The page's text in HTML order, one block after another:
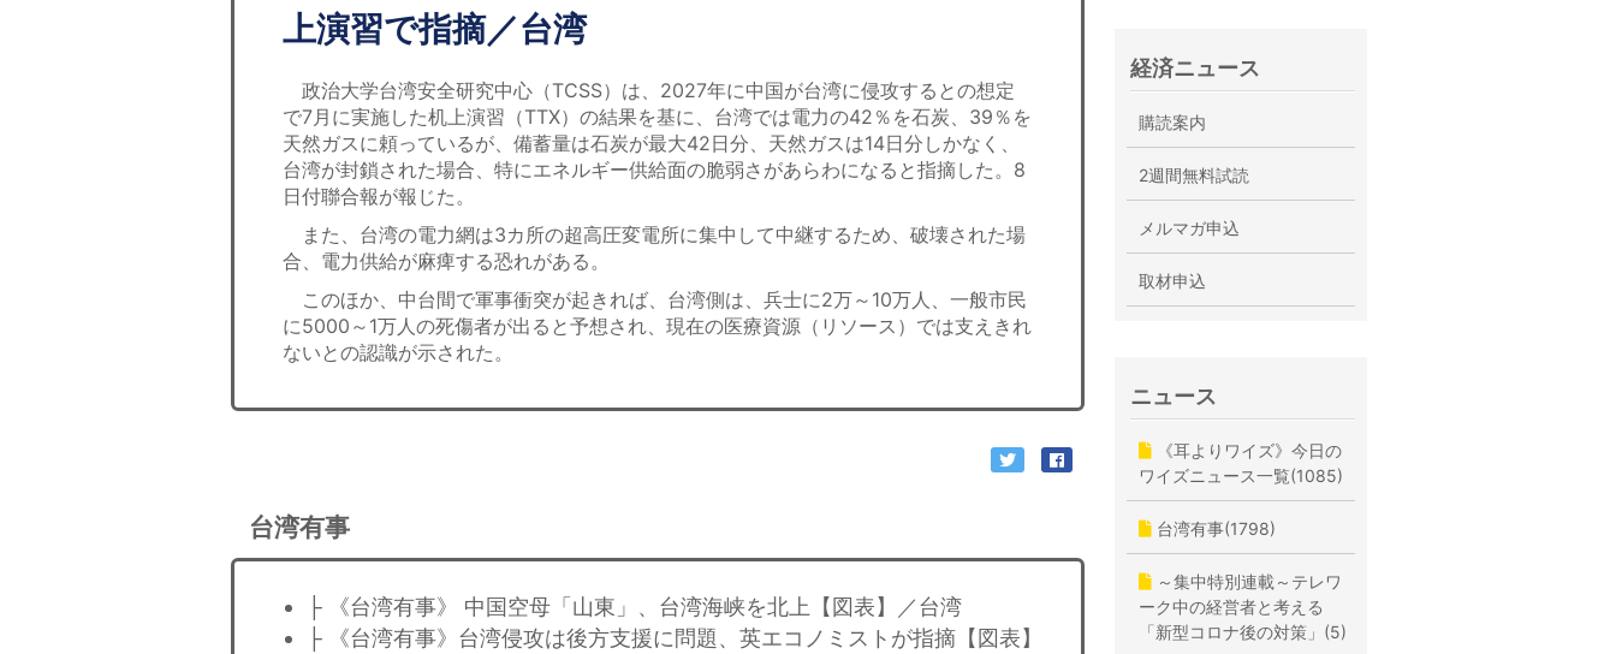
上演習で指摘／台湾
政治大学台湾安全研究中心（TCSS）は、2027年に中国が台湾に侵攻するとの想定
で7月に実施した机上演習（TTX）の結果を基に、台湾では電力の42％を石炭、39％を
天然ガスに頼っているが、備蓄量は石炭が最大42日分、天然ガスは14日分しかなく、
台湾が封鎖された場合、特にエネルギー供給面の脆弱さがあらわになると指摘した。8
日付聯合報が報じた。
また、台湾の電力網は3カ所の超高圧変電所に集中して中継するため、破壊された場
合、電力供給が麻痺する恐れがある。
このほか、中台間で軍事衝突が起きれば、台湾側は、兵士に2万～10万人、一般市民
に5000～1万人の死傷者が出ると予想され、現在の医療資源（リソース）では支えきれ
ないとの認識が示された。
台湾有事
├ 《台湾有事》 中国空母「山東」、台湾海峡を北上【図表】／台湾
├ 《台湾有事》台湾侵攻は後方支援に問題、英エコノミストが指摘【図表】
経済ニュース
購読案内
2週間無料試読
メルマガ申込
取材申込
ニュース
《耳よりワイズ》今日の
ワイズニュース一覧(1085)
台湾有事(1798)
～集中特別連載～テレワ
ーク中の経営者と考える
「新型コロナ後の対策」(5)